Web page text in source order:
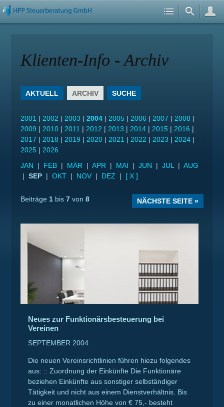
Klienten-Info - Archiv
AKTUELL ARCHIV SUCHE
2001 | 2002 | 2003 | 2004 | 2005 | 2006 | 2007 | 2008 |
2009 | 2010 | 2011 | 2012 | 2013 | 2014 | 2015 | 2016 |
2017 | 2018 | 2019 | 2020 | 2021 | 2022 | 2023 | 2024 |
2025 | 2026
JAN | FEB | MÄR | APR | MAI | JUN | JUL | AUG
| SEP | OKT | NOV | DEZ | [ X ]
Beiträge 1 bis 7 von 8 NÄCHSTE SEITE »
Neues zur Funktionärsbesteuerung bei
Vereinen
SEPTEMBER 2004
Die neuen Vereinsrichtlinien führen hiezu folgendes
aus: :: Zuordnung der Einkünfte Die Funktionäre
beziehen Einkünfte aus sonstiger selbständiger
Tätigkeit und nicht aus einem Dienstverhältnis. Bis
zu einer monatlichen Höhe von € 75,- besteht